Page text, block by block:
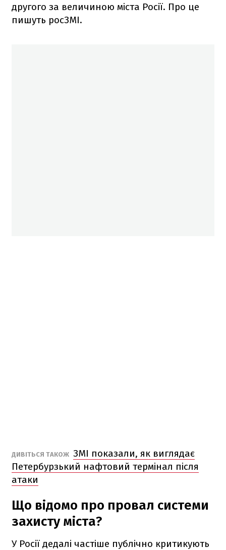
другого за величиною міста Росії. Про це
пишуть росЗМІ.
ДИВІТЬСЯ ТАКОЖ ЗМІ показали, як виглядає
Петербурзький нафтовий термінал після
атаки
Що відомо про провал системи
захисту міста?
У Росії дедалі частіше публічно критикують